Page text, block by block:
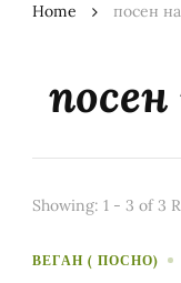
Home посен
Showing: 1 - 3 of 3
ВЕГАН ( ПОСНО)